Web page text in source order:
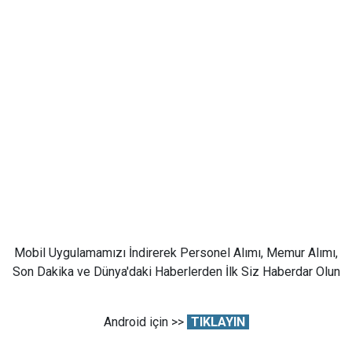
Mobil Uygulamamızı İndirerek Personel Alımı, Memur Alımı,
Son Dakika ve Dünya'daki Haberlerden İlk Siz Haberdar Olun
Android için >> TIKLAYIN